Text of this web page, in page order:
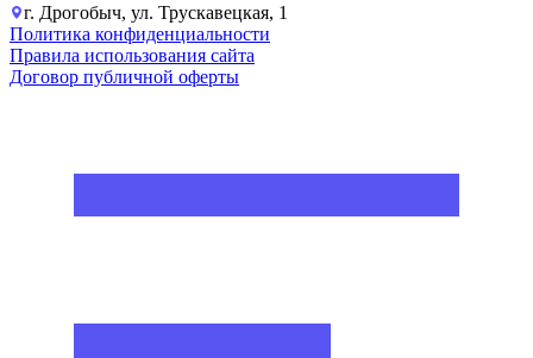
г. Дрогобыч, ул. Трускавецкая, 1
Политика конфиденциальности
Правила использования сайта
Договор публичной оферты